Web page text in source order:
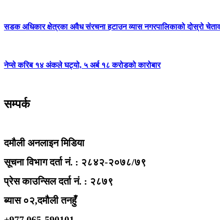
सडक अधिकार क्षेत्रका अवैध संरचना हटाउन व्यास नगरपालिकाको दोस्रो
नेप्से करिब १४ अंकले घट्यो, ५ अर्ब १८ करोडको कारोबार
सम्पर्क
दमौली अनलाइन मिडिया
सूचना विभाग दर्ता नं. : २८४२-२०७८/७९
प्रेस काउन्सिल दर्ता नं. : २८७९
ब्यास ०२,दमौली तनहुँ